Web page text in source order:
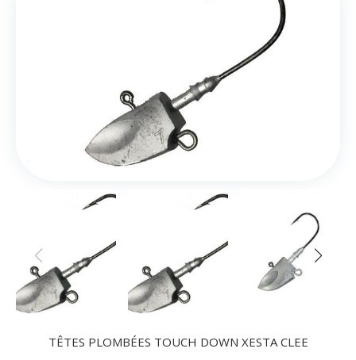
TÊTES PLOMBÉES TOUCH DOWN XESTA CLEE